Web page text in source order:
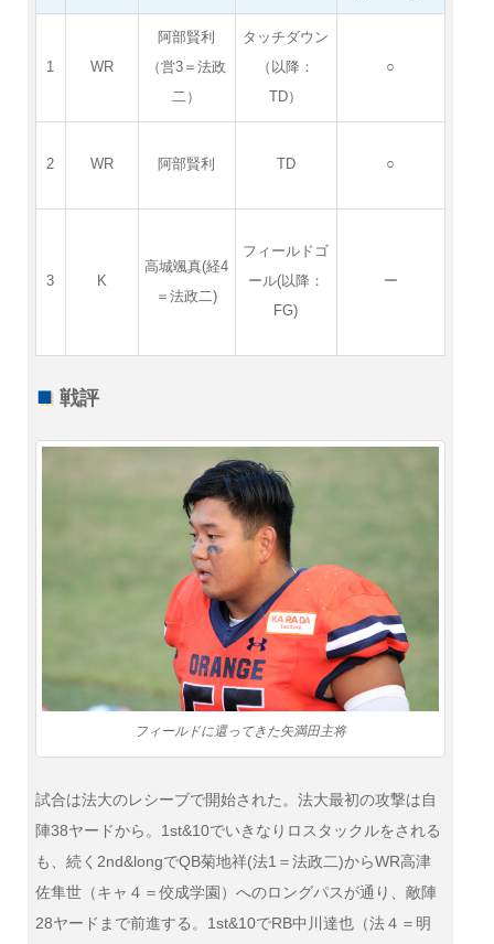
1 WR
阿部賢利
（営3＝法政
二）
タッチダウン
（以降：
TD）
○
2 WR 阿部賢利 TD ○
3 K
高城颯真(経4
＝法政二)
フィールドゴ
ール(以降：
FG)
ー
戦評
フィールドに還ってきた矢満田主将
試合は法大のレシーブで開始された。法大最初の攻撃は自
陣38ヤードから。1st&10でいきなりロスタックルをされる
も、続く2nd&longでQB菊地祥(法1＝法政二)からWR高津
佐隼世（キャ４＝佼成学園）へのロングパスが通り、敵陣
28ヤードまで前進する。1st&10でRB中川達也（法４＝明